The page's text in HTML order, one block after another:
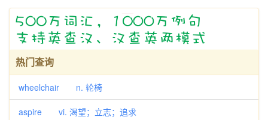
热门查询
wheelchair n. 轮椅
aspire vi. 渴望；立志；追求